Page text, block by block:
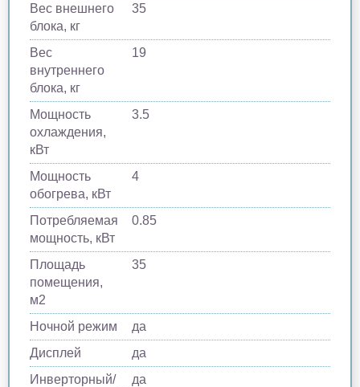
Вес внешнего
блока, кг
35
Вес
внутреннего
блока, кг
19
Мощность
охлаждения,
кВт
3.5
Мощность
обогрева, кВт
4
Потребляемая
мощность, кВт
0.85
Площадь
помещения,
м2
35
Ночной режим
да
Дисплей
да
Инверторный/
да